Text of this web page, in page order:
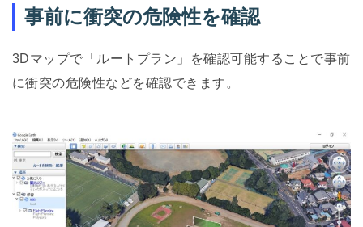
事前に衝突の危険性を確認
3Dマップで「ルートプラン」を確認可能することで事前
に衝突の危険性などを確認できます。